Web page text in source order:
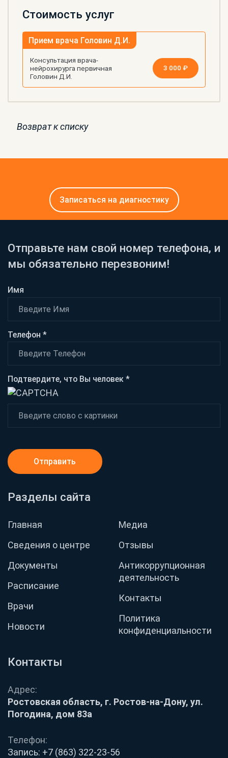
Стоимость услуг
Прием врача Головин Д.И.
Консультация врача-
нейрохирурга первичная
Головин Д.И.
3 000 ₽
Возврат к списку
Записаться на диагностику
Контакты
Адрес:
Ростовская область, г. Ростов-на-Дону, ул.
Погодина, дом 83а
Телефон:
Запись: +7 (863) 322-23-56
Разделы сайта
Главная
Сведения о центре
Документы
Расписание
Врачи
Новости
Медиа
Отзывы
Антикоррупционная
деятельность
Контакты
Политика
конфиденциальности
Отправьте нам свой номер телефона, и
мы обязательно перезвоним!
Имя
Телефон *
Подтвердите, что Вы человек *
Отправить